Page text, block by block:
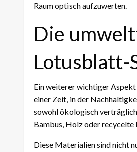
Raum optisch aufzuwerten.
Die
Lotusblatt-
Ein weiterer wichtiger
einer Zeit, in der
sowohl ökologisch
Bambus, Holz oder recycelte
Diese Materialien sind nicht